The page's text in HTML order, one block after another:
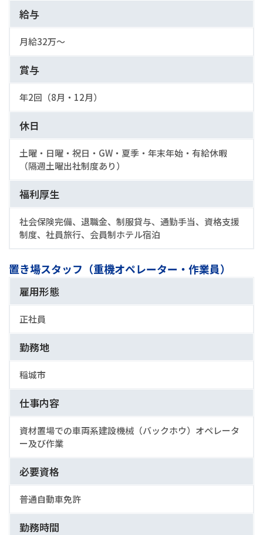
給与
月給32万〜
賞与
年2回（8月・12月）
休日
土曜・日曜・祝日・GW・夏季・年末年始・有給休暇
（隔週土曜出社制度あり）
福利厚生
社会保険完備、退職金、制服貸与、通勤手当、資格支援
制度、社員旅行、会員制ホテル宿泊
置き場スタッフ（重機オペレーター・作業員）
雇用形態
正社員
勤務地
稲城市
仕事内容
資材置場での車両系建設機械（バックホウ）オペレータ
ー及び作業
必要資格
普通自動車免許
勤務時間